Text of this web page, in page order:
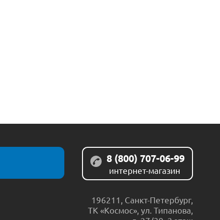
8 (800) 707-06-99
интернет-магазин
196211 Санкт-Петербург,
ТК «Космос», ул. Типанова,